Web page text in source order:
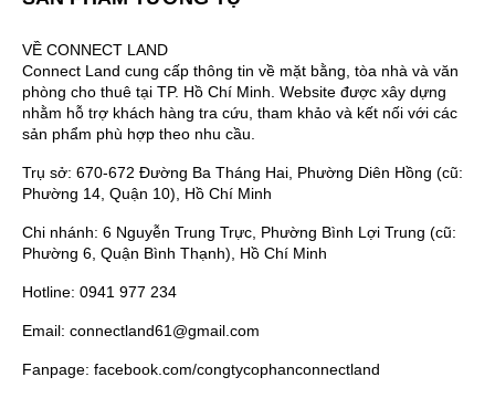
VỀ CONNECT LAND
Connect Land cung cấp thông tin về mặt bằng, tòa nhà và văn
phòng cho thuê tại TP. Hồ Chí Minh. Website được xây dựng
nhằm hỗ trợ khách hàng tra cứu, tham khảo và kết nối với các
sản phẩm phù hợp theo nhu cầu.
Trụ sở: 670-672 Đường Ba Tháng Hai, Phường Diên Hồng (cũ:
Phường 14, Quận 10), Hồ Chí Minh
Chi nhánh: 6 Nguyễn Trung Trực, Phường Bình Lợi Trung (cũ:
Phường 6, Quận Bình Thạnh), Hồ Chí Minh
Hotline: 0941 977 234
Email: connectland61@gmail.com
Fanpage: facebook.com/congtycophanconnectland